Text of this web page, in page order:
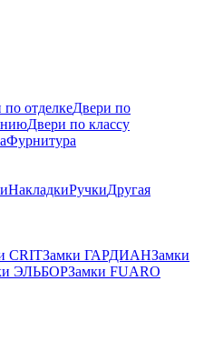
по отделкеДвери по
Двери по классу
Фурнитура
НакладкиРучкиДругая
CRITЗамки ГАРДИАНЗамки
ЭЛЬБОРЗамки FUARO